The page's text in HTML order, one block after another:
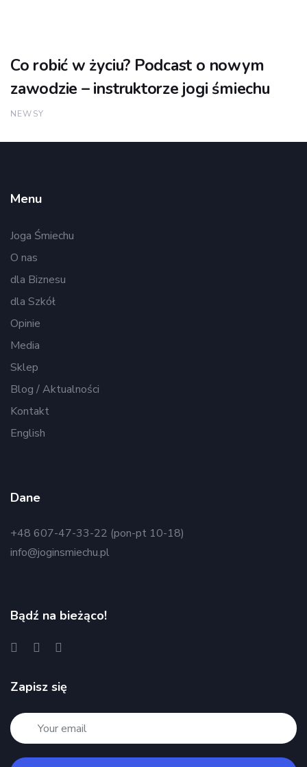
Co robić w życiu? Podcast o nowym
zawodzie – instruktorze jogi śmiechu
NEWSY
Menu
Joga Śmiechu
O nas
dla Biznesu
dla Szkół
Opinie
Media
Sklep
Blog / Aktualności
Kontakt
English
Dane
+48 607-47-33-22 (pon-pt 10-18)
info@joginsmiechu.pl
Bądź na bieżąco!
Zapisz się